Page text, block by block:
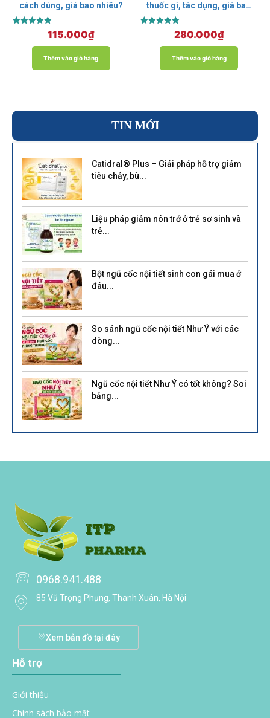
cách dùng, giá bao nhiêu?
5.00
115.000₫
Thêm vào giỏ hàng
thuốc gì, tác dụng, giá bao
Được xếp
5.00
280.000₫
Thêm vào giỏ hàng
TIN MỚI
Catidral® Plus – Giải pháp hỗ trợ giảm
tiêu chảy, bù...
Liệu pháp giảm nôn trớ ở trẻ sơ sinh và
trẻ...
Bột ngũ cốc nội tiết sinh con gái mua ở
đâu...
So sánh ngũ cốc nội tiết Như Ý với các
dòng...
Ngũ cốc nội tiết Như Ý có tốt không? Soi
bảng...
0968.941.488
85 Vũ Trọng Phụng, Thanh Xuân, Hà Nội
Xem bản đồ tại đây
Hỗ trợ
Giới thiệu
Chính sách bảo mật